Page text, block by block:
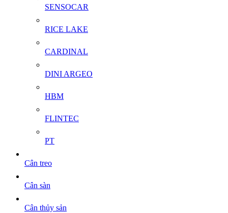
SENSOCAR
RICE LAKE
CARDINAL
DINI ARGEO
HBM
FLINTEC
PT
Cân treo
Cân sàn
Cân thủy sản